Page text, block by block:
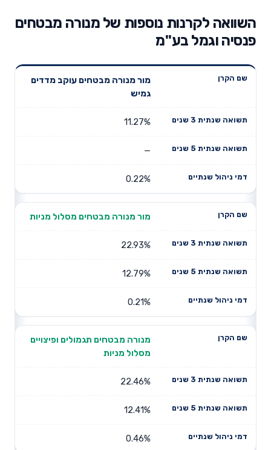
השוואה לקרנות נוספות של מנורה מבטחים
פנסיה וגמל בע"מ
שנתית 3
תשואה
דמי ניהול
מור מנורה מבטחים עוקב מדדים
גמיש
11.27%
—
0.22%
מור מנורה מבטחים מסלול מניות
22.93%
12.79%
0.21%
מנורה מבטחים תגמולים ופיצויים
מסלול מניות
22.46%
12.41%
0.46%